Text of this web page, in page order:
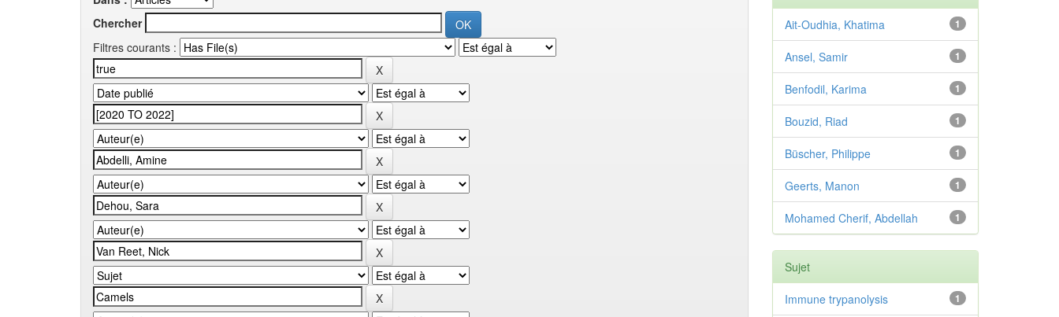
Chercher
Filtres courants :
1
Ait-Oudhia, Khatima
1
Ansel, Samir
1
Benfodil, Karima
1
Bouzid, Riad
1
Büscher, Philippe
1
Geerts, Manon
1
Mohamed Cherif, Abdellah
Sujet
1
Immune trypanolysis